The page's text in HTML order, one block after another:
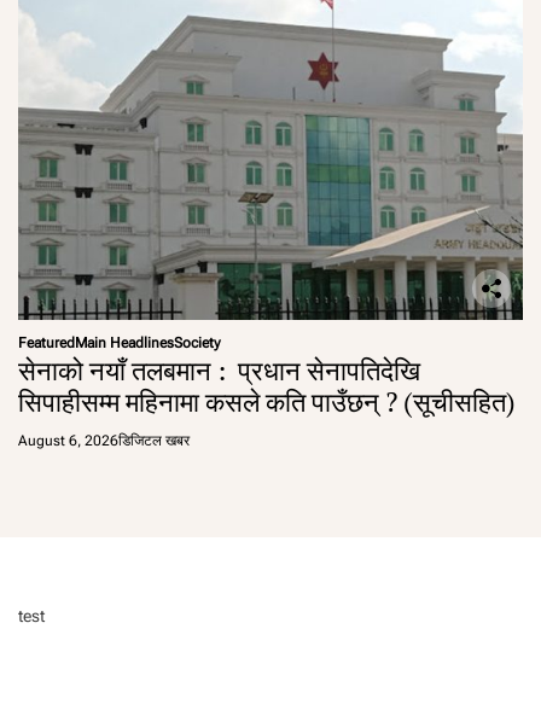
Featured Main HeadlinesSociety
सेनाको नयाँ तलबमान : प्रधान सेनापतिदेखि
सिपाहीसम्म महिनामा कसले कति पाउँछन् ? (सूचीसहित)
August 6, 2026डिजिटल खबर
test